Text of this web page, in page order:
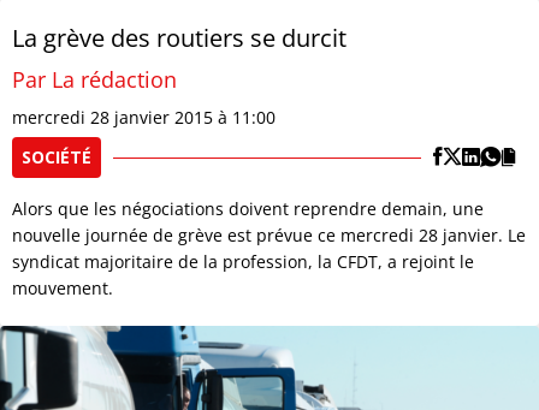
La grève des routiers se durcit
Par La rédaction
mercredi 28 janvier 2015 à 11:00
SOCIÉTÉ
Alors que les négociations doivent reprendre demain, une
nouvelle journée de grève est prévue ce mercredi 28 janvier. Le
syndicat majoritaire de la profession, la CFDT, a rejoint le
mouvement.